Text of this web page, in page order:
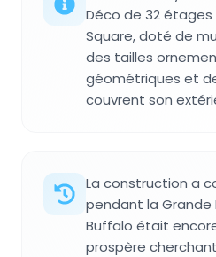
Déco de 32
Square, doté de
des tailles
géométriques et
couvrent son
La construction a
pendant la Grande
Buffalo était
prospère